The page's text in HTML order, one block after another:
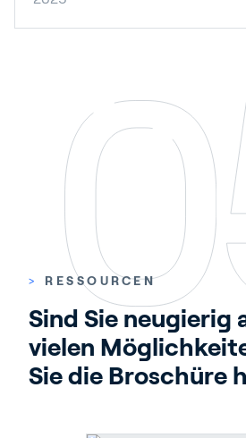
> RESSOURCEN
Sind Sie neugierig
vielen
Sie die Broschüre